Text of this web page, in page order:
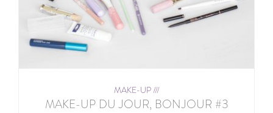
MAKE-UP ///
MAKE-UP DU JOUR, BONJOUR #3